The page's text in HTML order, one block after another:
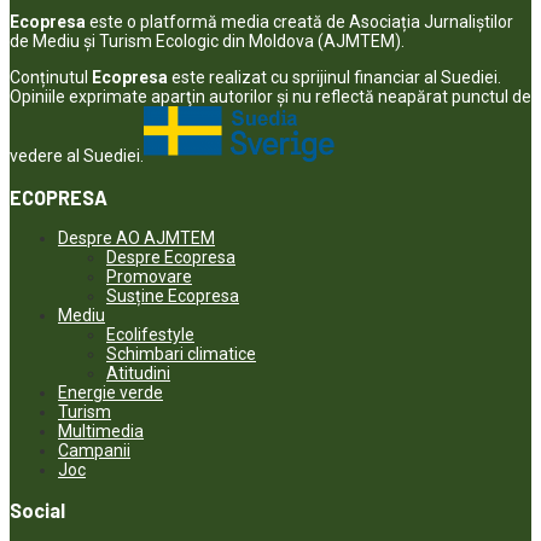
Ecopresa este o platformă media creată de Asociația Jurnaliștilor
de Mediu și Turism Ecologic din Moldova (AJMTEM).
Conținutul
Ecopresa este realizat cu sprijinul financiar al Suediei.
Opiniile exprimate aparţin autorilor şi nu reflectă neapărat punctul de
vedere al Suediei.
ECOPRESA
Despre AO AJMTEM
Despre Ecopresa
Promovare
Susține Ecopresa
Mediu
Ecolifestyle
Schimbari climatice
Atitudini
Energie verde
Turism
Multimedia
Campanii
Joc
Social